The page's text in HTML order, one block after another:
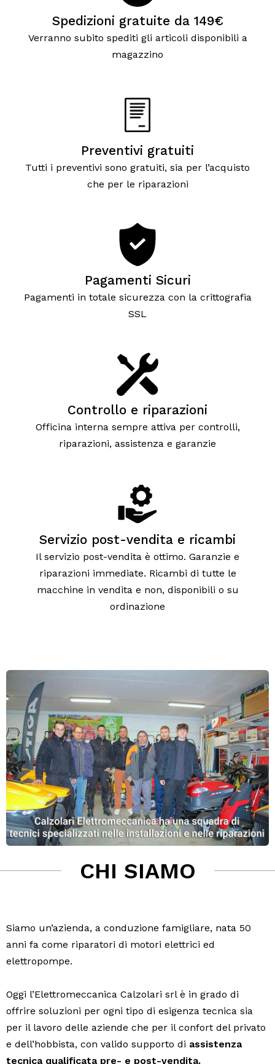
Spedizioni gratuite da 149€
Verranno subito spediti gli articoli disponibili a
magazzino
Preventivi gratuiti
Tutti i preventivi sono gratuiti, sia per l’acquisto
che per le riparazioni
Pagamenti Sicuri
Pagamenti in totale sicurezza con la crittografia
SSL
Controllo e riparazioni
Officina interna sempre attiva per controlli,
riparazioni, assistenza e garanzie
Servizio post-vendita e ricambi
Il servizio post-vendita è ottimo. Garanzie e
riparazioni immediate. Ricambi di tutte le
macchine in vendita e non, disponibili o su
ordinazione
CHI SIAMO
Siamo un’azienda, a conduzione famigliare, nata 50
anni fa come riparatori di motori elettrici ed
elettropompe.
Oggi l’Elettromeccanica Calzolari srl è in grado di
offrire soluzioni per ogni tipo di esigenza tecnica sia
per il lavoro delle aziende che per il confort del privato
e dell’hobbista, con valido supporto di assistenza
tecnica qualificata pre- e post-vendita.